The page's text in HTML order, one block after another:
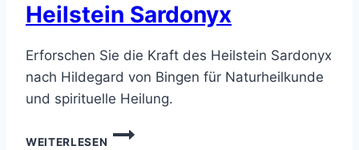
Heilstein Sardonyx
Erforschen Sie die Kraft des Heilstein Sardonyx
nach Hildegard von Bingen für Naturheilkunde
und spirituelle Heilung.
WEITERLESEN
HEILSTEIN